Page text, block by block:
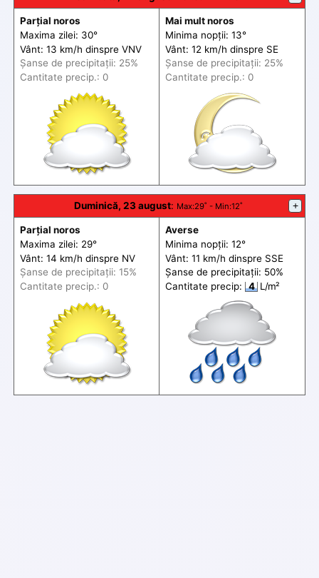
Parțial noros
Maxima zilei: 30°
Vânt: 13 km/h dinspre VNV
Șanse de precipitații: 25%
Cantitate precip.: 0
Mai mult noros
Minima nopții: 13°
Vânt: 12 km/h dinspre SE
Șanse de precipitații: 25%
Cantitate precip.: 0
Duminică, 23 august: Max:29˚ - Min:12˚ +
Parțial noros
Maxima zilei: 29°
Vânt: 14 km/h dinspre NV
Șanse de precipitații: 15%
Cantitate precip.: 0
Averse
Minima nopții: 12°
Vânt: 11 km/h dinspre SSE
Șanse de precipitații: 50%
Cantitate precip:
4 L/m²